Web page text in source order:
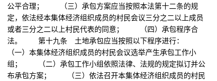
公平合理； （三）承包方案应当按照本法第十二条的规
定，依法经本集体经济组织成员的村民会议三分之二以上成员
或者三分之二以上村民代表的同意； （四）承包程序合
法。 第十九条 土地承包应当按照以下程序进行：
（一）本集体经济组织成员的村民会议选举产生承包工作小
组； （二）承包工作小组依照法律、法规的规定拟订并公
布承包方案； （三）依法召开本集体经济组织成员的村民